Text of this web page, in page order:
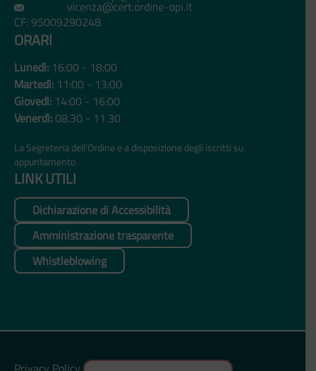
CF: 95009290248
ORARI
Lunedì: 16:00 - 18:00
Martedì: 11:00 - 13:00
Giovedì: 14:00 - 16:00
Venerdì:08.30 - 11.30
La Segreteria dell'Ordine e a disposizione degli iscritti su
appuntamento
LINK UTILI
Dichiarazione di Accessibilità
Amministrazione trasparente
Whistleblowing